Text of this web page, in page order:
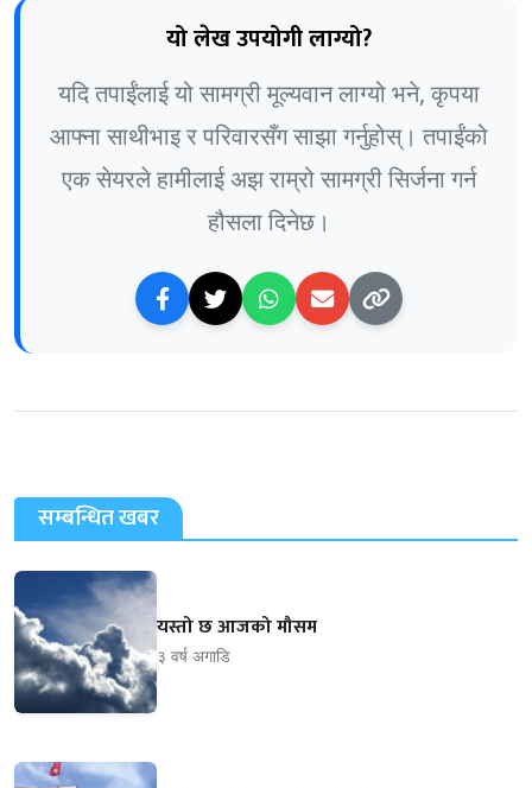
यो लेख उपयोगी लाग्यो?
यदि तपाईंलाई यो सामग्री मूल्यवान लाग्यो भने, कृपया
आफ्ना साथीभाइ र परिवारसँग साझा गर्नुहोस्। तपाईंको
एक सेयरले हामीलाई अझ राम्रो सामग्री सिर्जना गर्न
हौसला दिनेछ।
सम्बन्धित खबर
यस्तो छ आजको मौसम
३ वर्ष अगाडि